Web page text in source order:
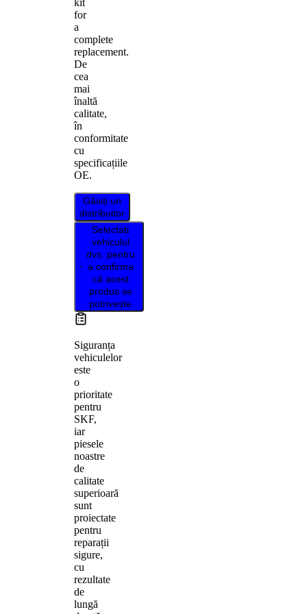
for
a
complete
replacement.
De
cea
mai
înaltă
calitate,
în
conformitate
cu
specificațiile
OE.
Găsiți un
distribuitor
Selectați
vehiculul
dvs. pentru
a confirma
că acest
produs se
potrivește
Siguranța
vehiculelor
este
o
prioritate
pentru
SKF,
iar
piesele
noastre
de
calitate
superioară
sunt
proiectate
pentru
reparații
sigure,
cu
rezultate
de
lungă